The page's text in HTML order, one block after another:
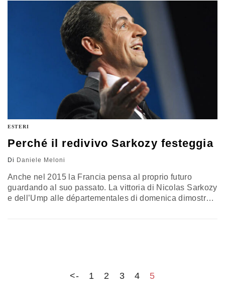
passeggiò sui resti di Major, Mellor, Portillo e
ESTERI
Perché il redivivo Sarkozy festeggia
Di Daniele Meloni
Anche nel 2015 la Francia pensa al proprio futuro
guardando al suo passato. La vittoria di Nicolas Sarkozy
e dell’Ump alle départementales di domenica dimostra
<- 1 2 3 4 5